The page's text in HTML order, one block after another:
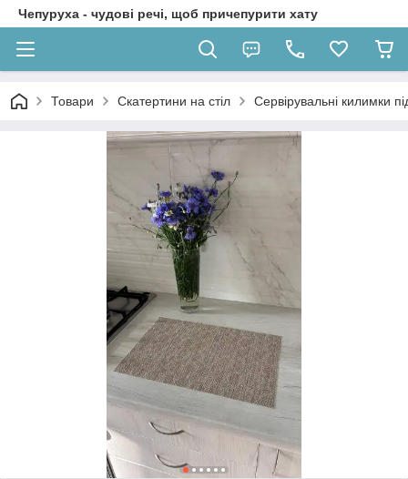
Чепуруха - чудовi речi, щоб причепурити хату
Товари Скатертини на стіл Сервірувальні килимки